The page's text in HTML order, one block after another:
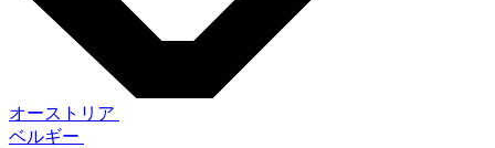
オーストリア
ベルギー